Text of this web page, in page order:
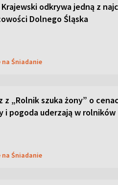
Krajewski odkrywa jedną z
Dolnego Śląska
na Śniadanie
z „Rolnik szuka żony” o
i pogoda uderzają w rolników
na Śniadanie